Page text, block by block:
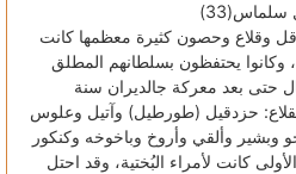
وقلاع وحصون كثيرة معظمها كانت
وكانوا يحتفظون بسلطانهم المطلق
حتى بعد معركة جالديران سنة
هذه القلاع: حزدقيل (طورطيل) وآتيل وعلوس
وبشير وألقي وأروخ وباخوخه وكنكور
كانت لأمراء البُختية، وقد احتل